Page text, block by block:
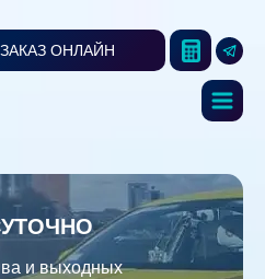
ЗАКАЗ ОНЛАЙН
и выходных